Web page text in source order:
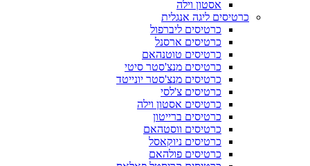
אסטון וילה
כרטיסים ליגה אנגלית
כרטיסים ליברפול
כרטיסים ארסנל
כרטיסים טוטנהאם
כרטיסים מנצ'סטר סיטי
כרטיסים מנצ'סטר יונייטד
כרטיסים צ'לסי
כרטיסים אסטון וילה
כרטיסים ברייטון
כרטיסים ווסטהאם
כרטיסים ניוקאסל
כרטיסים פולהאם